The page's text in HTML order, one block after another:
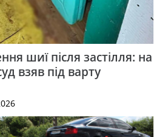
шиї після застілля: на
взяв під варту